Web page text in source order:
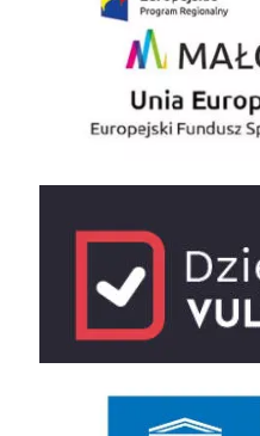
UNESCO Sieć Szkół Stowarzyszonych